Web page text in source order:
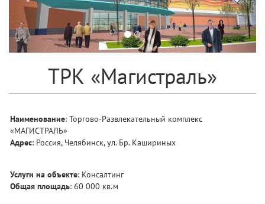
ТРК «Магистраль»
Наименование: Торгово-Развлекательный комплекс
«МАГИСТРАЛЬ»
Адрес: Россия, Челябинск, ул. Бр. Кашириных
Услуги на объекте: Консалтинг
Общая площадь: 60 000 кв.м